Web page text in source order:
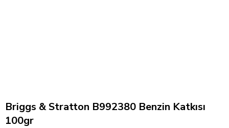
Briggs & Stratton B992380 Benzin Katkısı
100gr